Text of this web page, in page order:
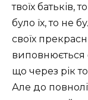
твоїх батьків,
було їх, то не
своїх
виповнюється
що через рік
Але до